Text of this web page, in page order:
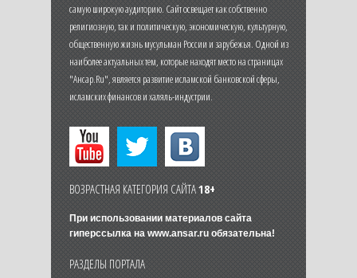
самую широкую аудиторию. Сайт освещает как собственно
религиозную, так и политическую, экономическую, культурную,
общественную жизнь мусульман России и зарубежья. Одной из
наиболее актуальных тем, которые находят место на страницах
"Ансар.Ru", является развитие исламской банковской сферы,
исламских финансов и халяль-индустрии.
ВОЗРАСТНАЯ КАТЕГОРИЯ САЙТА18+
При использовании материалов сайта
гиперссылка на www.ansar.ruобязательна!
РАЗДЕЛЫ ПОРТАЛА